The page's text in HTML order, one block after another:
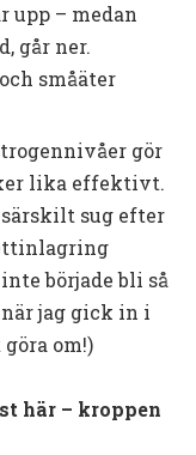
upp – medan
går ner.
småäter
gör
lika effektivt.
sug efter
började bli så
jag gick in i
om!)
här – kroppen